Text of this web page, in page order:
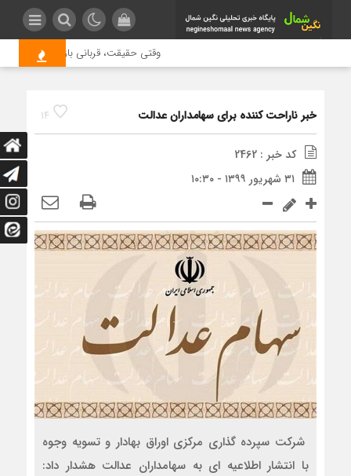
وقتی حقیقت، قربانی بازدید بیشتر
14 خبر ناراحت کننده برای سهامداران عدالت
کد خبر : 2462
۳۱ شهریور ۱۳۹۹ - ۱۰:۳۰
شرکت سپرده گذاری مرکزی اوراق بهادار و تسویه وجوه
با انتشار اطلاعیه ای به سهامداران عدالت هشدار داد: